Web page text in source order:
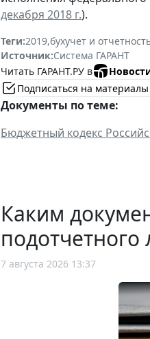
декабря 2018 г.).
Теги:2019,бухучет и
Источник:Система ГАРАНТ
Читать ГАРАНТ.РУ в
Подписаться на
Документы по теме:
Бюджетный кодекс
Каким
подотчетного
7 августа 2026 13:37